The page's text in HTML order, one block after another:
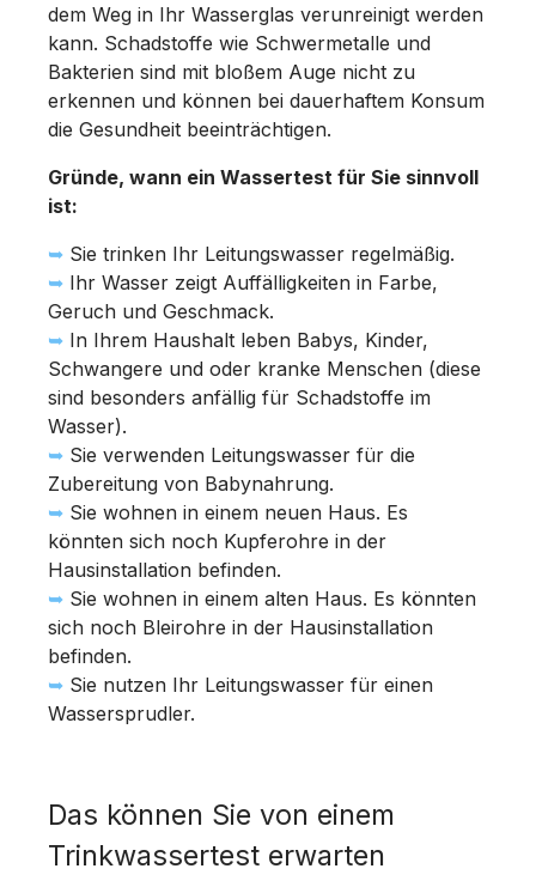
dem Weg in Ihr Wasserglas verunreinigt werden
kann. Schadstoffe wie Schwermetalle und
Bakterien sind mit bloßem Auge nicht zu
erkennen und können bei dauerhaftem Konsum
die Gesundheit beeinträchtigen.
Gründe, wann ein Wassertest für Sie sinnvoll
ist:
➥ Sie trinken Ihr Leitungswasser regelmäßig.
➥ Ihr Wasser zeigt Auffälligkeiten in Farbe,
Geruch und Geschmack.
➥ In Ihrem Haushalt leben Babys, Kinder,
Schwangere und oder kranke Menschen (diese
sind besonders anfällig für Schadstoffe im
Wasser).
➥ Sie verwenden Leitungswasser für die
Zubereitung von Babynahrung.
➥ Sie wohnen in einem neuen Haus. Es
könnten sich noch Kupferohre in der
Hausinstallation befinden.
➥ Sie wohnen in einem alten Haus. Es könnten
sich noch Bleirohre in der Hausinstallation
befinden.
➥ Sie nutzen Ihr Leitungswasser für einen
Wassersprudler.
Das können Sie von einem
Trinkwassertest erwarten